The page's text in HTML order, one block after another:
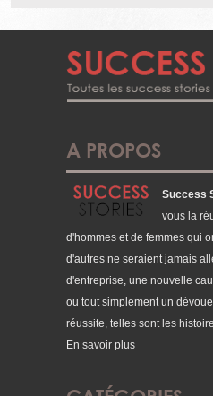
A PROPOS
Success
vous la
d'hommes et de femmes qui
d'autres ne seraient jamais
d'entreprise, une nouvelle
ou tout simplement un
réussite, telles sont les
En savoir plus